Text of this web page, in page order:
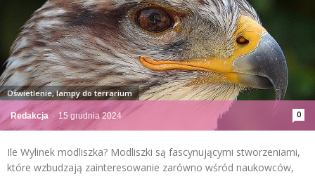
Redakcja - 15 grudnia 2024 0
Oświetlenie, lampy do terrarium
Ile Wylinek modliszka? Modliszki są fascynującymi stworzeniami,
które wzbudzają zainteresowanie zarówno wśród naukowców,